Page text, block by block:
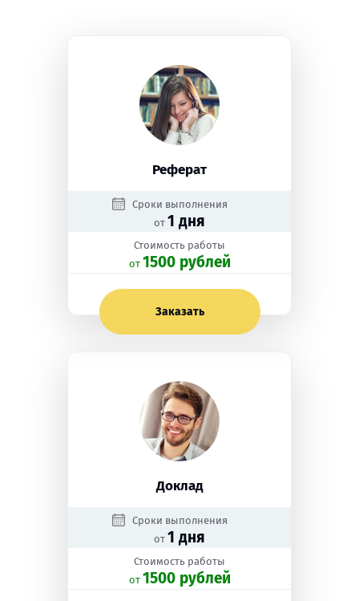
Реферат
Сроки выполнения
от 1 дня
Стоимость работы
oт 1500 рублей
Заказать
Доклад
Сроки выполнения
от 1 дня
Стоимость работы
oт 1500 рублей